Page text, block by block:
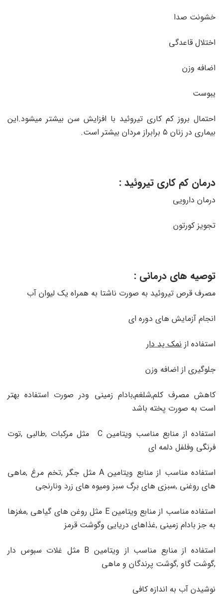
خشونت صدا
اختلال قاعدگی
اضافه وزن
یبوست
احتمال بروز کم کاری تیروئید با افزایش سن بیشتر میشود.این
بیماری در زنان ۵ برابراز مردان بیشتر است.
درمان کم کاری تیروئید :
درمان دارویی
تجویز کورتون
توصیه های درمانی :
مصرف قرص تیروئید به صورت ناشتا به همراه یک لیوان آب
انجام آزمایش های دوره ای
استفاده از نمک ید دار
جلوگیری از اضافه وزن
کاهش مصرف کلم,شلغم,بادام زمینی ودر صورت استفاده بهتر
است به صورت پخته باشد
استفاده از منابع مناسب ویتامین C مثل مرکبات ,طالبی ,توت
فرنگی وفلفل دلمه ای
استفاده مناسب از منابع ویتامین A مثل جگر ,تخم مرغ ,ماهی
های روغنی ,سبزی های برگ سبز ومیوه های زرد ونارنجی
استفاده مناسب از منابع ویتامین E مثل روغن های گیاهی ,مغزها
به جز بادام زمینی ,غذاهای دریایی وگوشت قرمز
استفاده از منابع مناسب از ویتامین B مثل غلات سبوس دار
,گوشت گاو ,گوشت پرندگان و ماهی
نوشیدن آب به اندازه کافی